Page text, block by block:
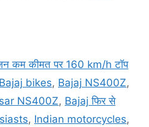
कम कीमत पर 160 km/h टॉप
Bajaj bikes, Bajaj NS400Z,
NS400Z, Bajaj फिर से
, Indian motorcycles,